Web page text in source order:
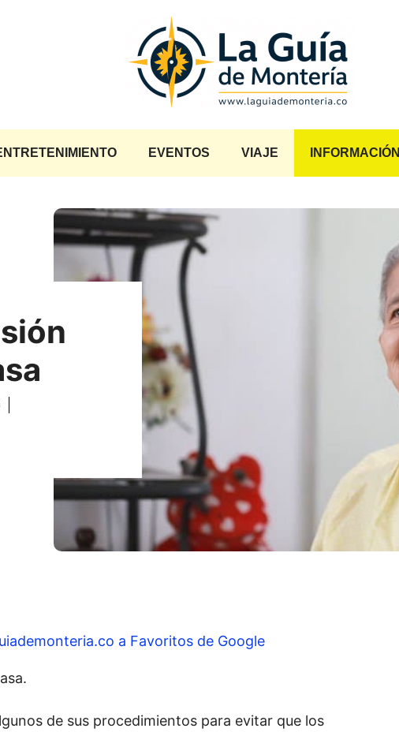
EVENTOS VIAJE INFORMACIÓN
a Favoritos de Google
de sus procedimientos para evitar que los